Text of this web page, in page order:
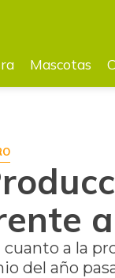
semestral cayó
Mascotas
cuanto a la
del año